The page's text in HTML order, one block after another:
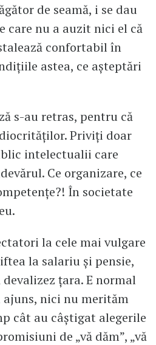
de seamă, i se dau
care nu a auzit nici el că
confortabil în
astea, ce așteptări
s-au retras, pentru că
Priviți doar
intelectualii care
Ce organizare, ce
În societate
la cele mai vulgare
la salariu și pensie,
țara. E normal
ajuns, nici nu merităm
cât au câștigat alegerile
de „vă dăm”, „vă